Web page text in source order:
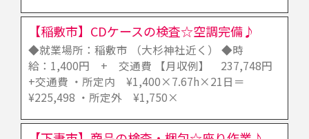
【稲敷市】CDケースの検査☆空調完備♪
◆就業場所：稲敷市 （大杉神社近く） ◆時
給：1,400円 + 交通費 【月収例】 237,748円
+交通費 ・所定内 ¥1,400×7.67h×21日＝
¥225,498 ・所定外 ¥1,750×